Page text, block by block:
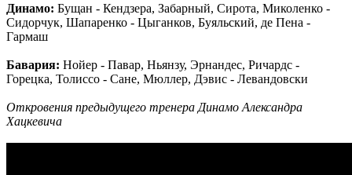
Динамо: Бущан - Кендзера, Забарный, Сирота, Миколенко -
Сидорчук, Шапаренко - Цыганков, Буяльский, де Пена -
Гармаш
Бавария: Нойер - Павар, Ньянзу, Эрнандес, Ричардс -
Горецка, Толиссо - Сане, Мюллер, Дэвис - Левандовски
Откровения предыдущего тренера Динамо Александра
Хацкевича